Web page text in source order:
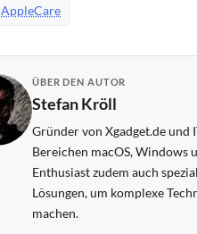
AppleCare
ÜBER DEN AUTOR
Stefan Kröll
Gründer von Xgadget.de und
Bereichen macOS, Windows
Enthusiast zudem auch
Lösungen, um komplexe
machen.